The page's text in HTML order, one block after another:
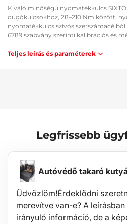
Kiváló minőségű nyomatékkulcs
dugókulcsokhoz, 28–210 Nm közötti
nyomatékkulcs szívós szerszámacélból
6789 szabvány szerinti kalibrációs és
Teljes leírás és paraméterek
Legfrissebb
Autóvédő takaró
Üdvözlöm!Érdeklődni
merevítve van-e? A
irányuló információ, de a